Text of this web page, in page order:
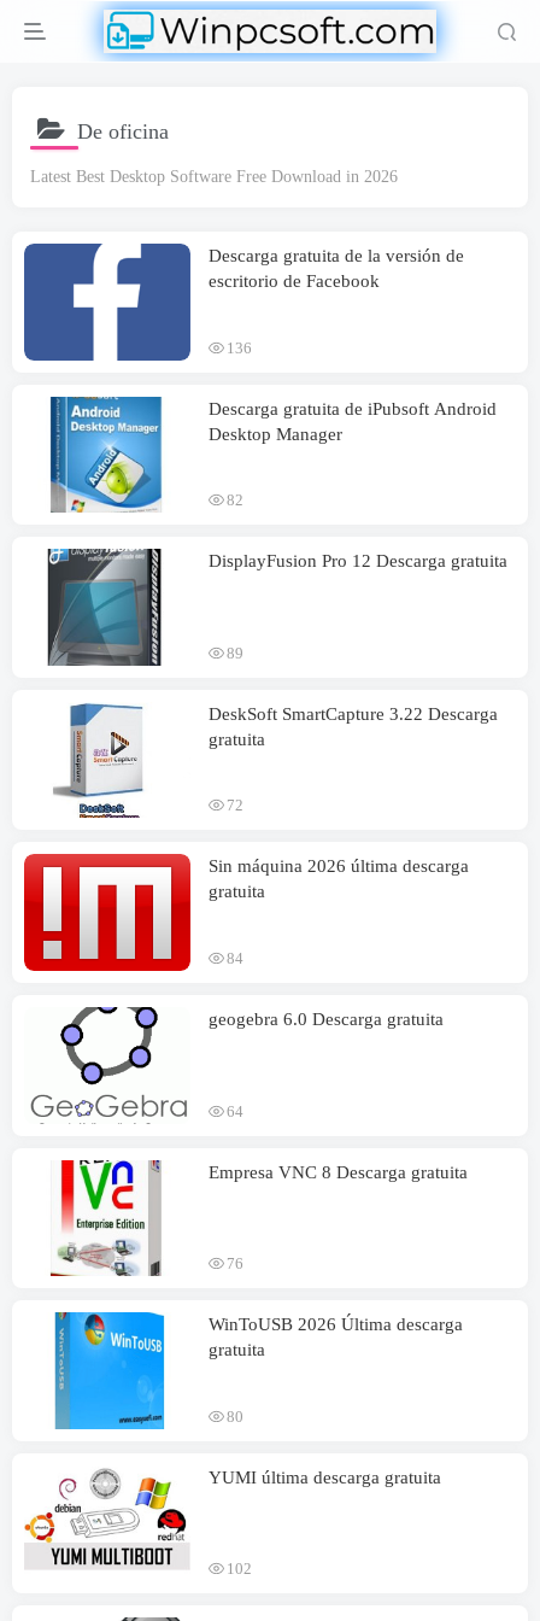
De oficina
Latest Best Desktop Software Free Download in 2026
Descarga gratuita de la versión de
escritorio de Facebook
136
Descarga gratuita de iPubsoft Android
Desktop Manager
82
DisplayFusion Pro 12 Descarga gratuita
89
DeskSoft SmartCapture 3.22 Descarga
gratuita
72
Sin máquina 2026 última descarga
gratuita
84
geogebra 6.0 Descarga gratuita
64
Empresa VNC 8 Descarga gratuita
76
WinToUSB 2026 Última descarga
gratuita
80
YUMI última descarga gratuita
102